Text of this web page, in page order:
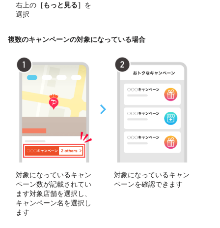
右上の ［もっと見る］ を
選択
複数のキャンペーンの対象になっている場合
対象になっているキャン
ペーン数が記載されてい
ます対象店舗を選択し、
キャンペーン名を選択し
ます
対象になっているキャン
ペーンを確認できます